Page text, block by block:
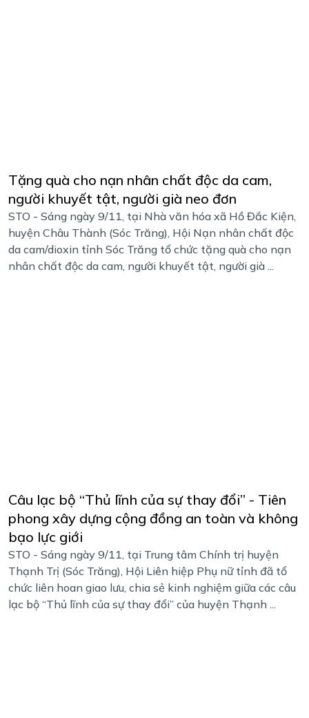
Tặng quà cho nạn nhân chất độc da cam,
người khuyết tật, người già neo đơn
STO - Sáng ngày 9/11, tại Nhà văn hóa xã Hồ Đắc Kiện,
huyện Châu Thành (Sóc Trăng), Hội Nạn nhân chất độc
da cam/dioxin tỉnh Sóc Trăng tổ chức tặng quà cho nạn
nhân chất độc da cam, người khuyết tật, người già ...
Câu lạc bộ “Thủ lĩnh của sự thay đổi” - Tiên
phong xây dựng cộng đồng an toàn và không
bạo lực giới
STO - Sáng ngày 9/11, tại Trung tâm Chính trị huyện
Thạnh Trị (Sóc Trăng), Hội Liên hiệp Phụ nữ tỉnh đã tổ
chức liên hoan giao lưu, chia sẻ kinh nghiệm giữa các câu
lạc bộ “Thủ lĩnh của sự thay đổi” của huyện Thạnh ...